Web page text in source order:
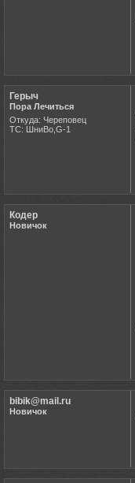
Герыч
Пора Лечиться
Откуда: Череповец
ТС: ШниВо,G-1
Кодер
Новичок
bibik@mail.ru
Новичок